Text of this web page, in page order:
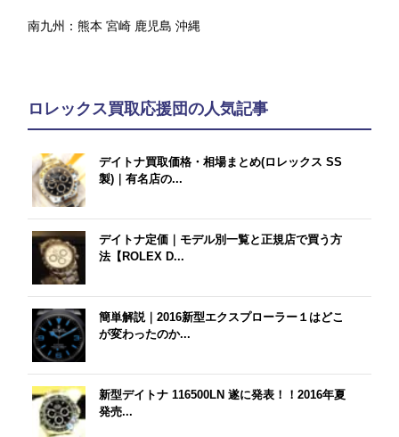
南九州：熊本 宮崎 鹿児島 沖縄
ロレックス買取応援団の人気記事
デイトナ買取価格・相場まとめ(ロレックス SS
製)｜有名店の...
デイトナ定価｜モデル別一覧と正規店で買う方
法【ROLEX D...
簡単解説｜2016新型エクスプローラー１はどこ
が変わったのか...
新型デイトナ 116500LN 遂に発表！！2016年夏
発売...